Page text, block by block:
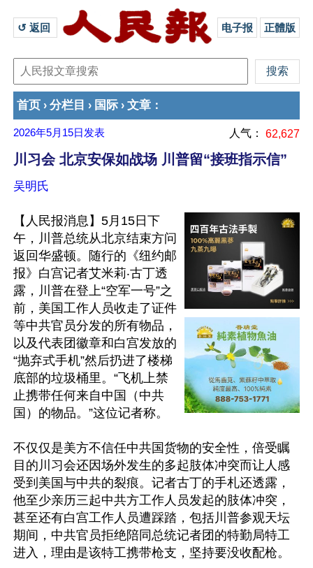
↺ 返回 电子报 正體版
首页 › 分栏目 › 国际 › 文章 ：
2026年5月15日 发表 人气： 62,627
川习会 北京安保如战场 川普留“接班指示信”
吴明氏
【人民报消息】5月15日下
午，川普总统从北京结束方问
返回华盛顿。随行的《纽约邮
报》白宫记者艾米莉‧古丁透
露，川普在登上“空军一号”之
前，美国工作人员收走了证件
等中共官员分发的所有物品，
以及代表团徽章和白宫发放的
“抛弃式手机”然后扔进了楼梯
底部的垃圾桶里。“飞机上禁
止携带任何来自中国（中共
国）的物品。”这位记者称。
不仅仅是美方不信任中共国货物的安全性，倍受瞩
目的川习会还因场外发生的多起肢体冲突而让人感
受到美国与中共的裂痕。记者古丁的手札还透露，
他至少亲历三起中共方工作人员发起的肢体冲突，
甚至还有白宫工作人员遭踩踏，包括川普参观天坛
期间，中共官员拒绝陪同总统记者团的特勤局特工
进入，理由是该特工携带枪支，坚持要没收配枪。